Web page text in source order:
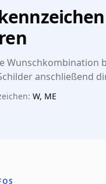
Wunschkombination
anschließend
W, ME